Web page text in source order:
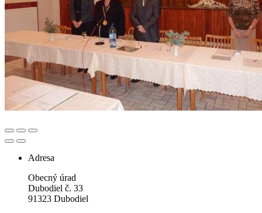
Adresa
Obecný úrad
Dubodiel č. 33
91323 Dubodiel